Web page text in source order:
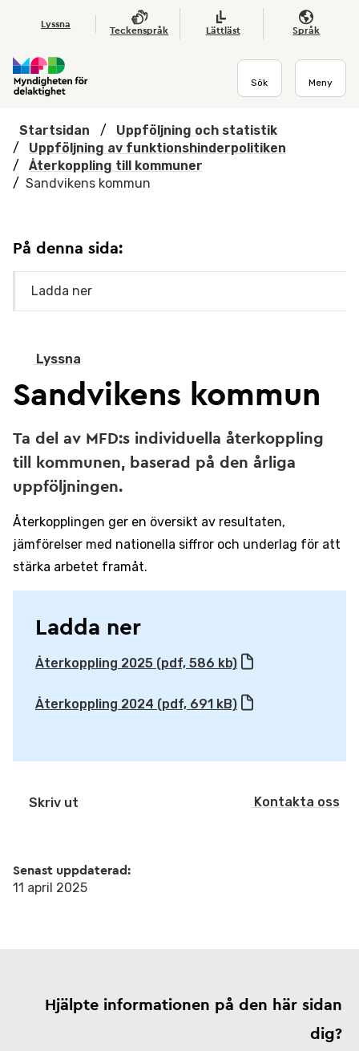
Hoppa till huvudmenyn
Lyssna
Teckenspråk Lättläst Språk
Sök Meny
Startsidan /
Uppföljning och statistik
/
Uppföljning av funktionshinderpolitiken
/
Återkoppling till kommuner
/ Sandvikens kommun
Lyssna
Sandvikens kommun
Ta del av MFD:s individuella återkoppling
till kommunen, baserad på den årliga
uppföljningen.
Återkopplingen ger en översikt av resultaten,
jämförelser med nationella siffror och underlag för att
stärka arbetet framåt.
Ladda ner
Återkoppling 2025 (pdf, 586 kb)
Återkoppling 2024 (pdf, 691 kB)
Skriv ut Kontakta oss
Senast uppdaterad:
11 april 2025
På denna sida:
Ladda ner
Hjälpte informationen på den här sidan
dig?